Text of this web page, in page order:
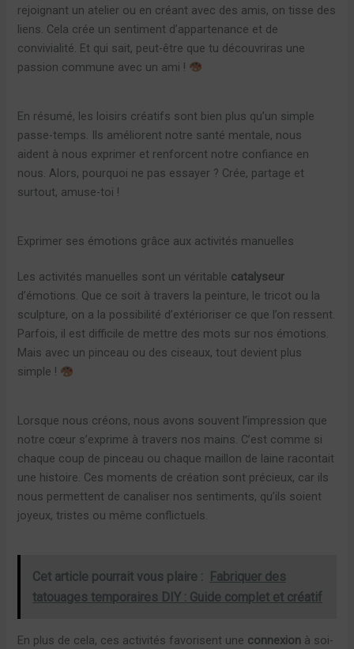
rejoignant un atelier ou en créant avec des amis, on tisse des
liens. Cela crée un sentiment d’appartenance et de
convivialité. Et qui sait, peut-être que tu découvriras une
passion commune avec un ami !
En résumé, les loisirs créatifs sont bien plus qu’un simple
passe-temps. Ils améliorent notre santé mentale, nous
aident à nous exprimer et renforcent notre confiance en
nous. Alors, pourquoi ne pas essayer ? Crée, partage et
surtout, amuse-toi !
Exprimer ses émotions grâce aux activités manuelles
Les activités manuelles sont un véritable catalyseur
d’émotions. Que ce soit à travers la peinture, le tricot ou la
sculpture, on a la possibilité d’extérioriser ce que l’on ressent.
Parfois, il est difficile de mettre des mots sur nos émotions.
Mais avec un pinceau ou des ciseaux, tout devient plus
simple !
Lorsque nous créons, nous avons souvent l’impression que
notre cœur s’exprime à travers nos mains. C’est comme si
chaque coup de pinceau ou chaque maillon de laine racontait
une histoire. Ces moments de création sont précieux, car ils
nous permettent de canaliser nos sentiments, qu’ils soient
joyeux, tristes ou même conflictuels.
Cet article pourrait vous plaire :
Fabriquer des
tatouages temporaires DIY : Guide complet et créatif
En plus de cela, ces activités favorisent une connexion à soi-